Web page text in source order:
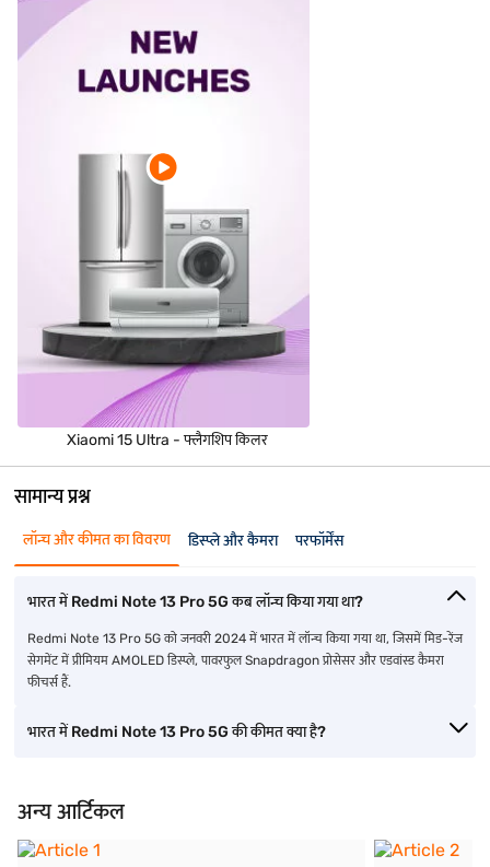
Xiaomi 15 Ultra - फ्लैगशिप किलर
सामान्य प्रश्न
लॉन्च और कीमत का विवरण डिस्प्ले और कैमरा परफॉर्मेंस
भारत में Redmi Note 13 Pro 5G कब लॉन्च किया गया था?
Redmi Note 13 Pro 5G को जनवरी 2024 में भारत में लॉन्च किया गया था, जिसमें मिड-रेंज
सेगमेंट में प्रीमियम AMOLED डिस्प्ले, पावरफुल Snapdragon प्रोसेसर और एडवांस्ड कैमरा
फीचर्स हैं.
भारत में Redmi Note 13 Pro 5G की कीमत क्या है?
अन्य आर्टिकल